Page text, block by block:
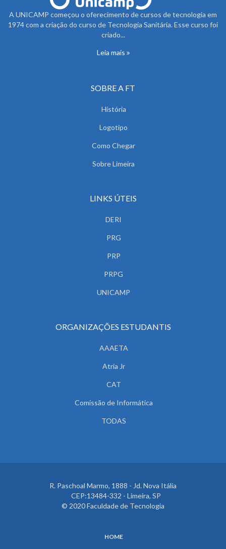
A UNICAMP começou o oferecimento de cursos de tecnologia em
1974 com a criação do curso de Tecnologia Sanitária. Esse curso foi
criado...
Leia mais
SOBRE A FT
História
Logotipo
Como Chegar
Sobre Limeira
LINKS ÚTEIS
DERI
PRG
PRP
PRPG
UNICAMP
ORGANIZAÇÕES ESTUDANTIS
AAAETA
Atria Jr
CAT
Comissão de Informática
TODAS
R. Paschoal Marmo, 1888 - Jd. Nova Itália
CEP:13484-332 - Limeira, SP
© 2020 Faculdade de Tecnologia
HOME